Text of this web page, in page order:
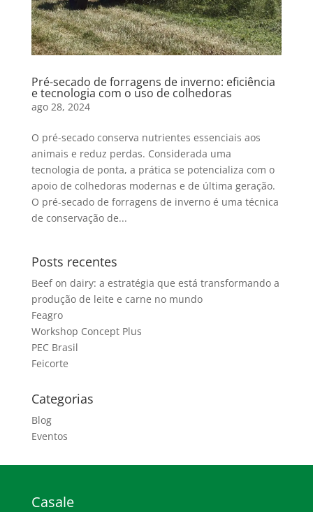
Pré-secado de forragens de inverno: eficiência
e tecnologia com o uso de colhedoras
ago 28, 2024
O pré-secado conserva nutrientes essenciais aos
animais e reduz perdas. Considerada uma
tecnologia de ponta, a prática se potencializa com o
apoio de colhedoras modernas e de última geração.
O pré-secado de forragens de inverno é uma técnica
de conservação de...
Posts recentes
Beef on dairy: a estratégia que está transformando a
produção de leite e carne no mundo
Feagro
Workshop Concept Plus
PEC Brasil
Feicorte
Categorias
Blog
Eventos
Casale